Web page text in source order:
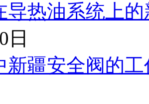
导热油系统上
日
新疆安全阀的